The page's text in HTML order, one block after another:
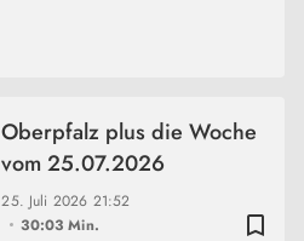
bookmark_border
25. Juli 2026 21:52
30:03 Min.
Oberpfalz plus die Woche
vom 25.07.2026